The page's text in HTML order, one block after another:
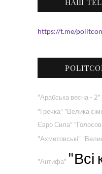
https://t.me/
"Арабська весна - 2"
"Гречка" "Велика
Євро Сила"
"Ахметовські"
"Антифа" "Всі